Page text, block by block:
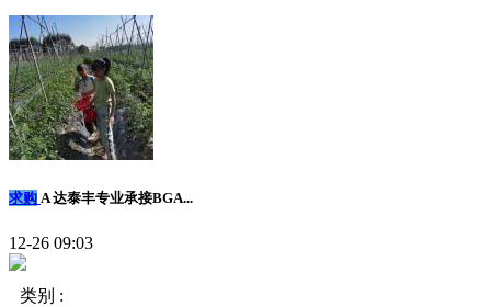
求购 A 达泰丰专业承接BGA...
12-26 09:03
类别 :